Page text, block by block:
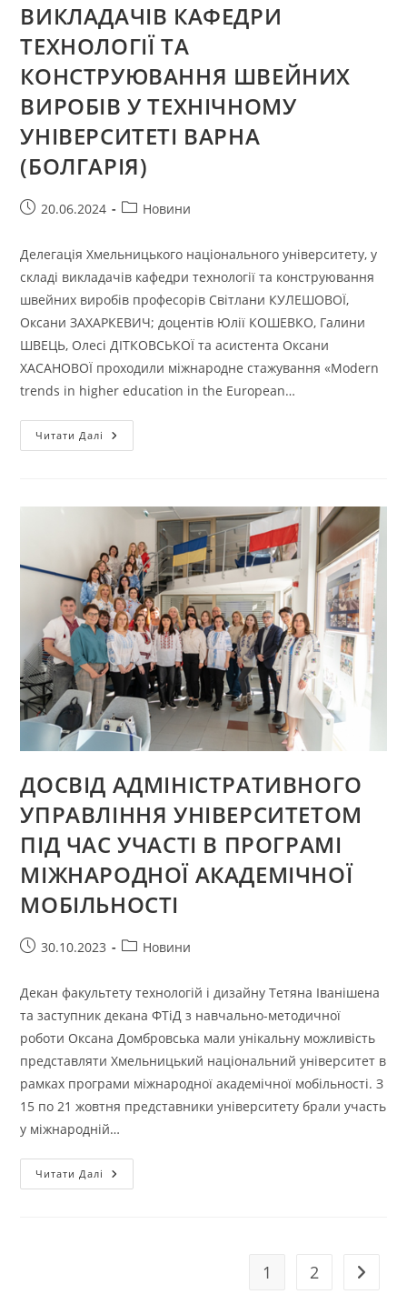
ВИКЛАДАЧІВ КАФЕДРИ
ТЕХНОЛОГІЇ ТА
КОНСТРУЮВАННЯ ШВЕЙНИХ
ВИРОБІВ У ТЕХНІЧНОМУ
УНІВЕРСИТЕТІ ВАРНА
(БОЛГАРІЯ)
Запис20.06.2024
Категорія
Новини
Делегація Хмельницького національного університету, у
складі викладачів кафедри технології та конструювання
швейних виробів професорів Світлани КУЛЕШОВОЇ,
Оксани ЗАХАРКЕВИЧ; доцентів Юлії КОШЕВКО, Галини
ШВЕЦЬ, Олесі ДІТКОВСЬКОЇ та асистента Оксани
ХАСАНОВОЇ проходили міжнародне стажування «Modern
trends in higher education in the European…
Читати Далі МІЖНАРОДНЕ
СТАЖУВАННЯ
КОНСТРУЮВАННЯ
ШВЕЙНИХ
ВИРОБІВ
У
ТЕХНІЧНОМУ
УНІВЕРСИТЕТІ
ВАРНА
(БОЛГАРІЯ)
ДОСВІД АДМІНІСТРАТИВНОГО
УПРАВЛІННЯ УНІВЕРСИТЕТОМ
ПІД ЧАС УЧАСТІ В ПРОГРАМІ
МІЖНАРОДНОЇ АКАДЕМІЧНОЇ
МОБІЛЬНОСТІ
Запис30.10.2023
Категорія
Новини
Декан факультету технологій і дизайну Тетяна Іванішена
та заступник декана ФТіД з навчально-методичної
роботи Оксана Домбровська мали унікальну можливість
представляти Хмельницький національний університет в
рамках програми міжнародної академічної мобільності. З
15 по 21 жовтня представники університету брали участь
у міжнародній…
Читати Далі ДОСВІД
АДМІНІСТРАТИВНОГО
1 2